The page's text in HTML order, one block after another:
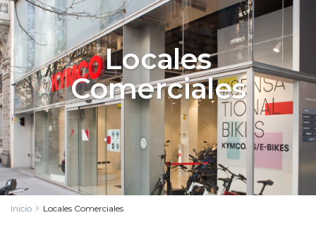
Locales
Comerciales
Inicio Locales Comerciales